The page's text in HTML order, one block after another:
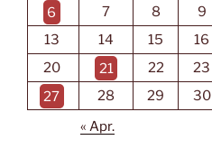
6
7 8 9
13
14 15 16
20
21 22 23
27
28 29 30
« Apr.